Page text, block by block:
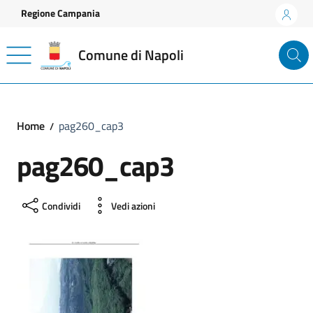
Vai ai contenuti
Vai al footer
Regione Campania
Comune di Napoli
Home pag260_cap3
pag260_cap3
Condividi Vedi azioni